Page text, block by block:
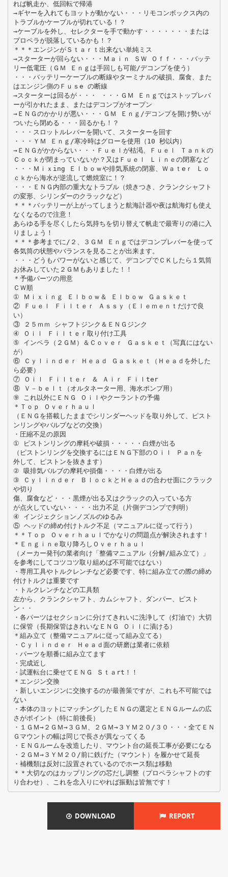
れば帆走か、低回転で帰港
→ギヤーを入れてもヨットが動かない・・・リモコンボックス内の
トラブルかケーブルが切れている！？
→ケーブルを外し、セレクターを手で動かす・・・・・・・または
プロペラが脱落しているかも！？
＊＊＊エンジンがＳｔａｒｔ出来ない単純ミス
→スターターが回らない・・・Ｍａｉｎ ＳＷ Ｏｆｆ・・・バッテ
リー低電圧（ＧＭ Ｅｎｇは手回しも可能/デコンプを使う）
・・・バッテリーケーブルの断線やターミナルの破損、腐食、また
はエンジン側のＦｕｓe の断線
→スターターは回るが・・・ ・・・ＧＭ Ｅｎｇではストップレバ
ーが引かれたまま、またはデコンプがオープン
→ＥＮＧのかかりが悪い・・・ＧＭ Ｅｎｇ/デコンプを開け勢いが
ついたら閉める・・・回るかも！？
・・・スロットルレバーを開いて、スターターを回す
・・・ＹＭ Ｅｎｇ/寒冷時はグローを使用（10 秒以内）
→ＥＮＧがかからない・・・Ｆｕｅｌが枯渇、Ｆｕｅｌ Ｔａｎｋの
Ｃｏｃｋが閉まっていないか？又はＦｕｅｌ Ｌｉｎｅの閉塞など
・・・Ｍｉｘing Ｅｌｂｏｗや排気系統の閉塞、Ｗａｔeｒ Ｌｏ
ｃｋから海水が逆流して燃焼室に！？
・・・ＥＮＧ内部の重大なトラブル（焼きつき、クランクシャフト
の変形、シリンダーのクラックなど）
＊＊＊バッテリーが上がってしまうと航海計器や夜は航海灯も使え
なくなるので注意！
あらゆる手を尽くしたら気持ちを切り替えて帆走で最寄りの港に入
りましょう！
＊＊＊参考までに/２、３ＧＭ Ｅｎｇではデコンプレバーを使って
各気筒の状態やバランスを見ることが出来ます。
・・・どうもパワーがないと感じて、デコンプでＣＫしたら１気筒
お休みしていた２ＧＭもありました！！
＊予備パーツの用意
ＣＷ順
① Ｍｉｘｉｎｇ Ｅｌｂｏｗ＆ Ｅｌｂｏｗ Ｇａｓｋｅｔ
② Ｆｕｅｌ Ｆｉｌｔｅｒ Ａｓｓｙ（Ｅｌｅｍｅｎｔだけで良
い）
③ ２５ｍｍ シャフトジンク＆ＥＮＧジンク
④ Ｏｉｌ Ｆｉｌｔｅｒ取り付け工具
⑤ インペラ（２ＧＭ）＆Ｃｏｖｅｒ Ｇａｓｋｅｔ（写真にはない
が）
⑥ Ｃｙｌｉｎｄｅｒ Ｈｅａｄ Ｇａｓｋｅｔ（Ｈｅａｄを外した
ら必要）
⑦ Ｏｉｌ Ｆｉｌｔｅｒ ＆ Ａｉｒ Ｆｉｌter
⑧ Ｖ－ｂｅｌｔ（オルタネーター用、海水ポンプ用）
⑨ これ以外にＥＮＧ Ｏｉｌやクーラントの予備
＊Ｔｏｐ Ｏｖｅｒｈａｕｌ
（ＥＮＧを搭載したままでシリンダーヘッドを取り外して、ピスト
ンリングやバルブなどの交換）
・圧縮不足の原因
① ピストンリングの摩耗や破損・・・・・白煙が出る
（ピストンリングを交換するにはＥＮＧ下部のＯｉｌ Ｐａｎを
外して、ピストンを抜きます）
② 吸排気バルブの摩耗や損傷・・・・白煙が出る
③ Ｃｙｌｉｎｄｅｒ ＢｌｏｃｋとＨｅａｄの合わせ面にクラック
や切り
傷、腐食など・・・黒煙が出る又はクラックの入っている方
が点火していない・・・・出力不足（片側デコンプで判明）
④ インジェクションノズルのゆるみ
⑤ ヘッドの締め付けトルク不足（マニュアルに従って行う）
＊＊Ｔｏｐ Ｏｖｅｒｈａｕｌでかなりの問題点が解決されます！
＊Ｅｎｇｉｎｅ取り降ろしＯｖｅｒｈａｕｌ
（メーカー発刊の業者向け「整備マニュアル（分解/組み立て）」
を参考にしてコツコツ取り組めば不可能ではない）
・専用工具やトルクレンチなど必要です、特に組み立ての際の締め
付けトルクは重要です
・トルクレンチなどの工具類
左から、クランクシャフト、カムシャフト、ダンパー、ピスト
ン・・
・各パーツはセクションに分けてきれいに洗浄して（灯油で）大切
に保管（長期保管はきれいなＥＮＧ Ｏｉｌに漬ける）
＊組み立て（整備マニュアルに従って組み立てる）
・Ｃｙｌｉｎｄｅｒ Ｈｅａｄ面の研磨は業者に依頼
・パーツを順番に組み立てます
・完成近し
・試運転台に乗せてＥＮＧ Ｓｔａrt！！
＊エンジン交換
・新しいエンジンに交換するのが最善策ですが、これも不可能では
ない
・本体のヨットにマッチングしたＥＮＧの選定とＥＮＧルームの広
さがポイント（特に前後長）
・１ＧＭ→２ＧＭ→３ＧＭ、２ＧＭ→３ＹＭ２０/３０・・・全てＥＮ
Ｇマウントの幅は同じで長さが異なってくる
・ＥＮＧルームを改造したり、マウント台の延長工事が必要になる
・２ＧＭ→３ＹＭ２０/前に鉄げた（マウント）を履かせて延長
・補機類は反対に設置されているのでホース類は移動
＊＊大切なのはカップリングの芯だし調整（プロペラシャフトのす
DOWNLOAD REPORT